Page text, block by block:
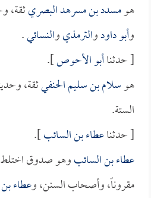
هومسدد بن مسرهد البصريثقة،
وأبو داودوالترمذيوالنسائي.
[ حدثناأبو الأحوص].
هوسلام بن سليم الحنفيثقة،
الستة.
[ حدثناعطاء بن السائب].
عطاء بن السائبوهو صدوق
مقروناً، وأصحاب السنن، وعطاء